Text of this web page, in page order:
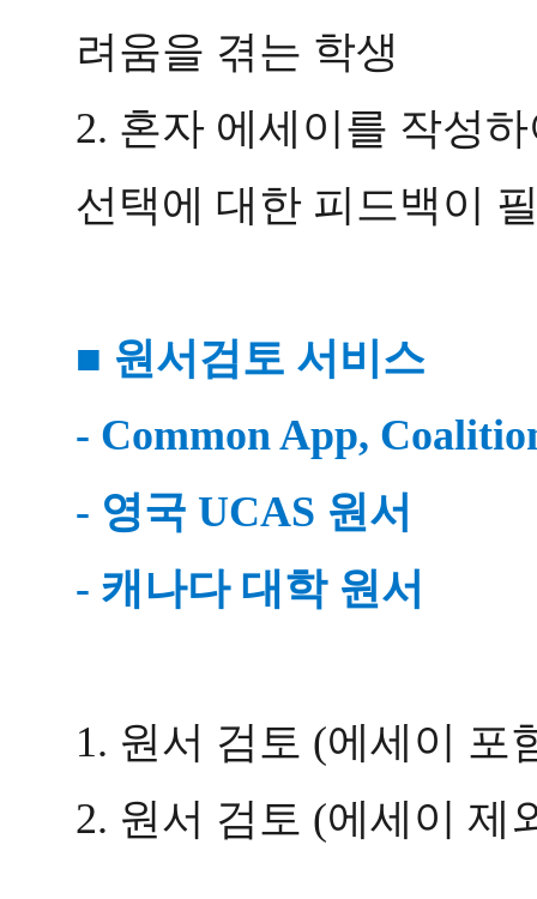
려움을 겪는 학생
2. 혼자 에세이를 작성
선택에 대한 피드백이
■ 원서검토 서비스
- Common App,
- 영국 UCAS 원서
- 캐나다 대학 원서
1. 원서 검토 (에세이 포
2. 원서 검토 (에세이 제